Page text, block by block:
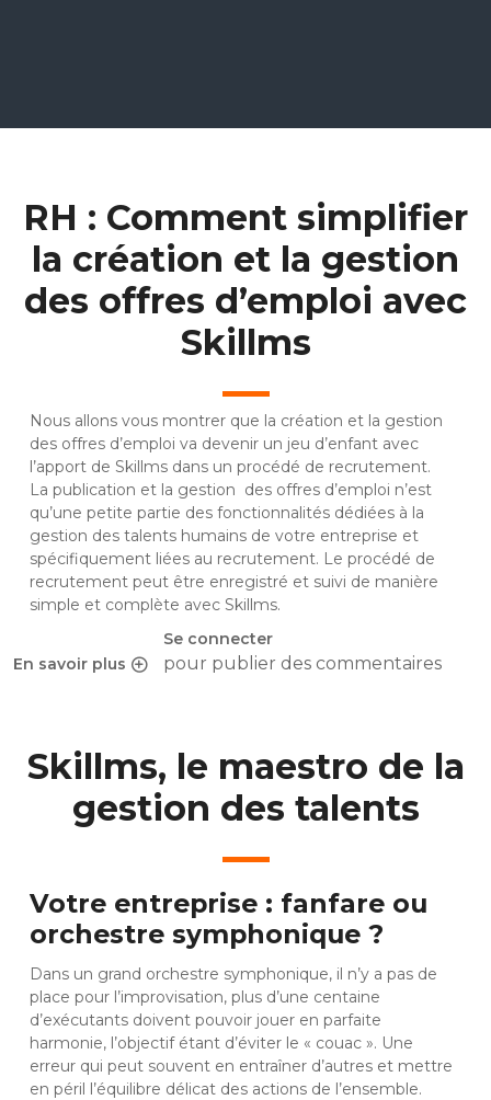
RH : Comment simplifier
la création et la gestion
des offres d’emploi avec
Skillms
En savoir plus
sur RH : Comment simplifier la création et la gestion des
Se connecter
pour publier des commentaires
Nous allons vous montrer que la création et la gestion
des offres d’emploi va devenir un jeu d’enfant avec
l’apport de Skillms dans un procédé de recrutement.
La publication et la gestion des offres d’emploi n’est
qu’une petite partie des fonctionnalités dédiées à la
gestion des talents humains de votre entreprise et
spécifiquement liées au recrutement. Le procédé de
recrutement peut être enregistré et suivi de manière
simple et complète avec Skillms.
Skillms, le maestro de la
gestion des talents
Votre entreprise : fanfare ou
orchestre symphonique ?
Dans un grand orchestre symphonique, il n’y a pas de
place pour l’improvisation, plus d’une centaine
d’exécutants doivent pouvoir jouer en parfaite
harmonie, l’objectif étant d’éviter le « couac ». Une
erreur qui peut souvent en entraîner d’autres et mettre
en péril l’équilibre délicat des actions de l’ensemble.